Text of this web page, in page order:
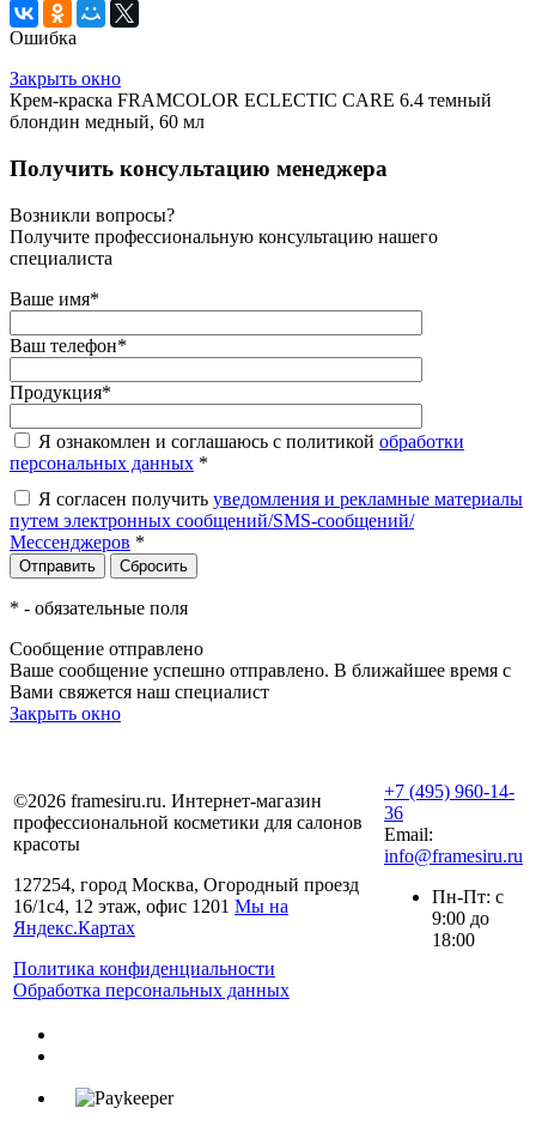
Ошибка
Закрыть окно
Крем-краска FRAMCOLOR ECLECTIC CARE 6.4 темный
блондин медный, 60 мл
Получить консультацию менеджера
Возникли вопросы?
Получите профессиональную консультацию нашего
специалиста
Ваше имя*
Ваш телефон*
Продукция*
Я ознакомлен и соглашаюсь с политикой обработки
персональных данных *
Я согласен получить уведомления и рекламные материалы
путем электронных сообщений/SMS-сообщений/
Мессенджеров *
* - обязательные поля
Сообщение отправлено
Ваше сообщение успешно отправлено. В ближайшее время с
Вами свяжется наш специалист
Закрыть окно
©2026 framesiru.ru. Интернет-магазин
профессиональной косметики для салонов
красоты
127254, город Москва, Огородный проезд
16/1с4, 12 этаж, офис 1201 Мы на
Яндекс.Картах
Политика конфиденциальности
Обработка персональных данных
+7 (495) 960-14-
36
Email:
info@framesiru.ru
Пн-Пт: с
9:00 до
18:00